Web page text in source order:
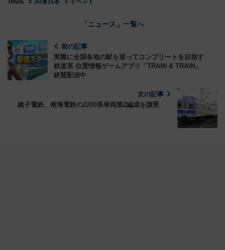
「ニュース」一覧へ
前の記事
実際に全国各地の駅を巡ってコンプリートを目指す
鉄道系 位置情報ゲームアプリ「TRAIN & TRAIN」
絶賛配信中
次の記事
銚子電鉄、南海電鉄の2200系車両第2編成を譲受